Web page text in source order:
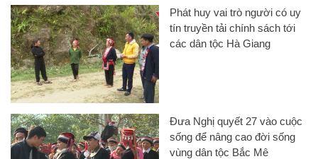
Phát huy vai trò người có uy
tín truyền tải chính sách tới
các dân tộc Hà Giang
Đưa Nghị quyết 27 vào cuộc
sống để nâng cao đời sống
vùng dân tộc Bắc Mê